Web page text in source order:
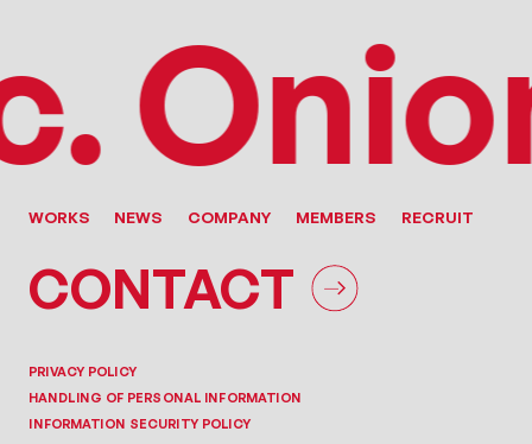
WORKS NEWS COMPANY MEMBERS RECRUIT
CONTACT
PRIVACY POLICY
HANDLING OF PERSONAL INFORMATION
INFORMATION SECURITY POLICY